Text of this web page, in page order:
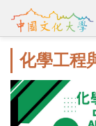
到
內
容
化學工程